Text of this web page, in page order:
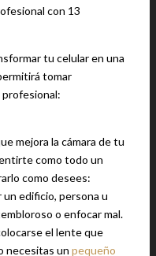
con 13
tu celular en una
tomar
mejora la cámara de tu
como todo un
como desees:
edificio, persona u
o enfocar mal.
el lente que
necesitas un pequeño